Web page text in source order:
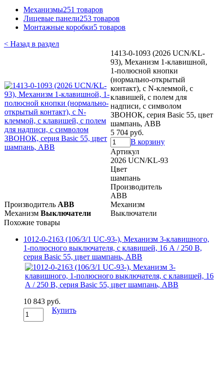
Механизмы251 товаров
Лицевые панели253 товаров
Монтажные коробки5 товаров
< Назад в раздел
1413-0-1093 (2026 UCN/KL-
93), Механизм 1-клавишной,
1-полюсной кнопки
(нормально-открытый
контакт), с N-клеммой, с
клавишей, с полем для
надписи, с символом
ЗВОНОК, серия Basic 55, цвет
шампань, ABB
5 704 руб.
В корзину
Артикул
2026 UCN/KL-93
Цвет
шампань
Производитель
ABB
Механизм
Выключатели
Производитель ABB
Механизм Выключатели
Похожие товары
1012-0-2163 (106/3/1 UC-93-), Механизм 3-клавишного,
1-полюсного выключателя, с клавишей, 16 А / 250 В,
серия Basic 55, цвет шампань, ABB
10 843 руб.
Купить